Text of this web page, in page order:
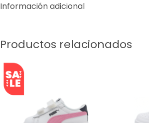
Información adicional
Productos relacionados